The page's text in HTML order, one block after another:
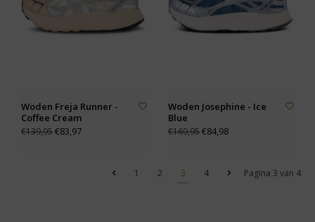
Woden Freja Runner -
Coffee Cream
€139,95€83,97
Woden Josephine - Ice
Blue
€169,95€84,98
Pagina 3 van 4
1 2 3 4